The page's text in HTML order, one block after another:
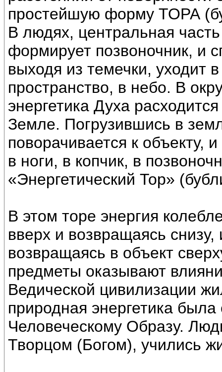
простейшую форму ТОРА
В людях, центральная
формирует позвоночник, и
выходя из темечки, уходит
пространство, в небо. В
энергетика Духа
Земле. Погрузившись в
поворачивается к объекту,
в ноги, в копчик, в
«Энергетический Тор»
В этом торе энергия
вверх и возвращаясь
возвращаясь в объект
предметы оказывают
Ведической цивилизации
природная энергетика
Человеческому Образу.
Творцом (Богом), учились